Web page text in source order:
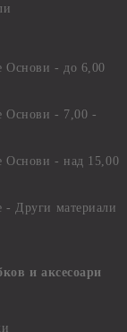
Основи - до 6,00
Основи - 7,00 -
Основи - над 15,00
- Други материали
и аксесоари